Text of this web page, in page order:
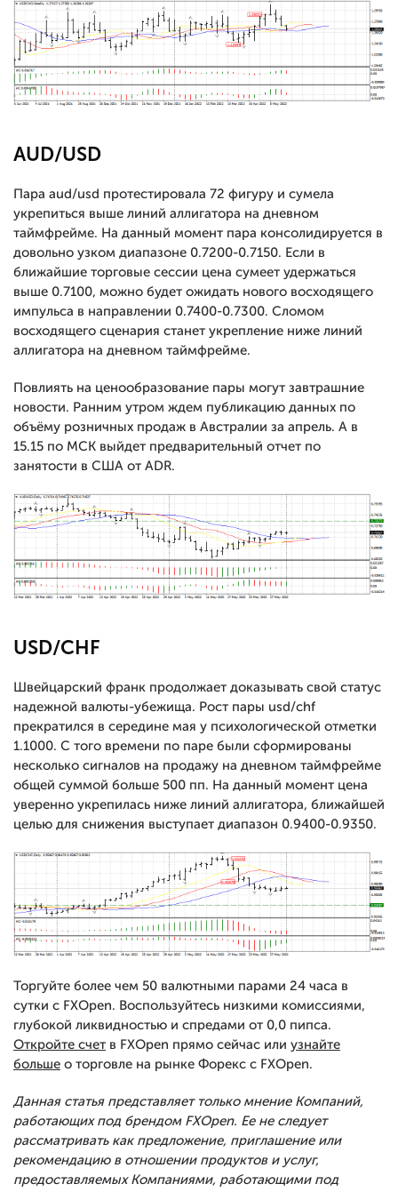
AUD/USD
Пара aud/usd протестировала 72 фигуру и сумела
укрепиться выше линий аллигатора на дневном
таймфрейме. На данный момент пара консолидируется в
довольно узком диапазоне 0.7200-0.7150. Если в
ближайшие торговые сессии цена сумеет удержаться
выше 0.7100, можно будет ожидать нового восходящего
импульса в направлении 0.7400-0.7300. Сломом
восходящего сценария станет укрепление ниже линий
аллигатора на дневном таймфрейме.
Повлиять на ценообразование пары могут завтрашние
новости. Ранним утром ждем публикацию данных по
объёму розничных продаж в Австралии за апрель. А в
15.15 по МСК выйдет предварительный отчет по
занятости в США от ADR.
USD/CHF
Швейцарский франк продолжает доказывать свой статус
надежной валюты-убежища. Рост пары usd/chf
прекратился в середине мая у психологической отметки
1.1000. С того времени по паре были сформированы
несколько сигналов на продажу на дневном таймфрейме
общей суммой больше 500 пп. На данный момент цена
уверенно укрепилась ниже линий аллигатора, ближайшей
целью для снижения выступает диапазон 0.9400-0.9350.
Торгуйте более чем 50 валютными парами 24 часа в
сутки с FXOpen. Воспользуйтесь низкими комиссиями,
глубокой ликвидностью и спредами от 0,0 пипса.
Откройте счет в FXOpen прямо сейчас или узнайте
больше о торговле на рынке Форекс с FXOpen.
Данная статья представляет только мнение Компаний,
работающих под брендом FXOpen. Ее не следует
рассматривать как предложение, приглашение или
рекомендацию в отношении продуктов и услуг,
предоставляемых Компаниями, работающими под